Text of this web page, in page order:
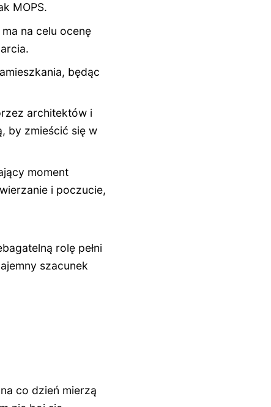
MOPS.
na celu ocenę
będąc
architektów i
by zmieścić się w
moment
i poczucie,
rolę pełni
szacunek
co dzień mierzą